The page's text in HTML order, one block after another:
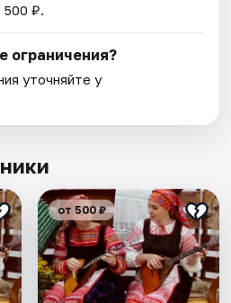
500 ₽.
ограничения?
уточняйте у
от 500 ₽